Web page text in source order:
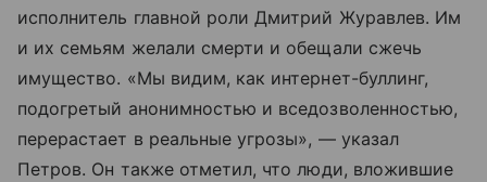
исполнитель главной роли Дмитрий Журавлев. Им
и их семьям желали смерти и обещали сжечь
имущество. «Мы видим, как интернет-буллинг,
подогретый анонимностью и вседозволенностью,
перерастает в реальные угрозы», — указал
Петров. Он также отметил, что люди, вложившие